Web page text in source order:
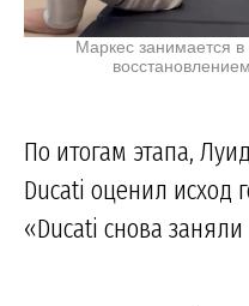
Маркес занимается
По итогам этапа,
Ducati оценил исход
«Ducati снова